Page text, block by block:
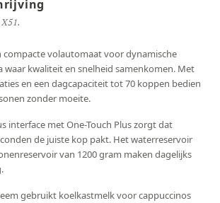
compacte volautomaat voor dynamische
waar kwaliteit en snelheid samenkomen. Met
en een dagcapaciteit tot 70 koppen bedien
zonder moeite.
interface met One-Touch Plus zorgt dat
de juiste kop pakt. Het waterreservoir
van 1200 gram maken dagelijks
gebruikt koelkastmelk voor cappuccinos